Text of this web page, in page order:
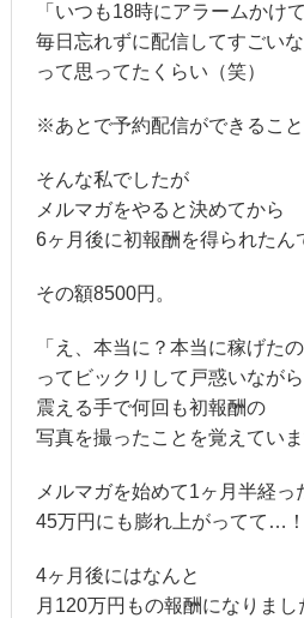
「いつも18時にアラームかけて
毎日忘れずに配信してすごいな
って思ってたくらい（笑）
※あとで予約配信ができるこ
そんな私でしたが
メルマガをやると決めてから
6ヶ月後に初報酬を得られたん
その額8500円。
「え、本当に？本当に稼げたの
ってビックリして戸惑いなが
震える手で何回も初報酬の
写真を撮ったことを覚えてい
メルマガを始めて1ヶ月半経っ
45万円にも膨れ上がってて…！
4ヶ月後にはなんと
月120万円もの報酬になりまし